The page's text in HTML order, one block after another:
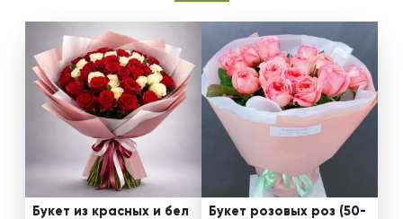
Букет из красных и бел
Букет розовых роз (50-